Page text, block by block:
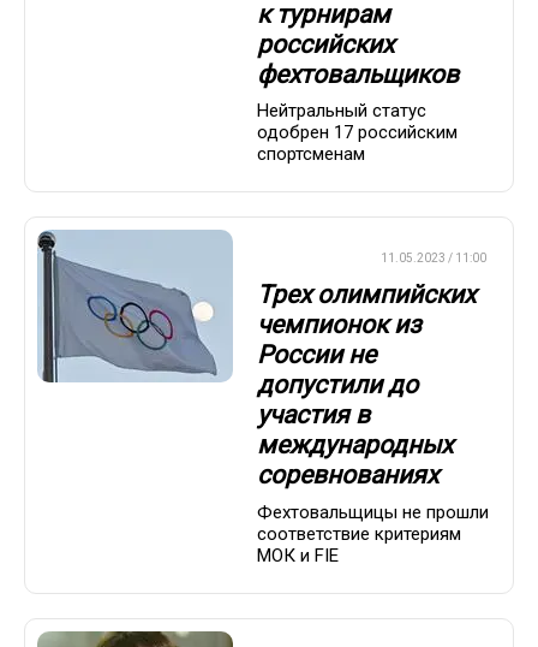
к турнирам
российских
фехтовальщиков
Нейтральный статус
одобрен 17 российским
спортсменам
11.05.2023 / 11:00
Трех олимпийских
чемпионок из
России не
допустили до
участия в
международных
соревнованиях
Фехтовальщицы не прошли
соответствие критериям
МОК и FIE